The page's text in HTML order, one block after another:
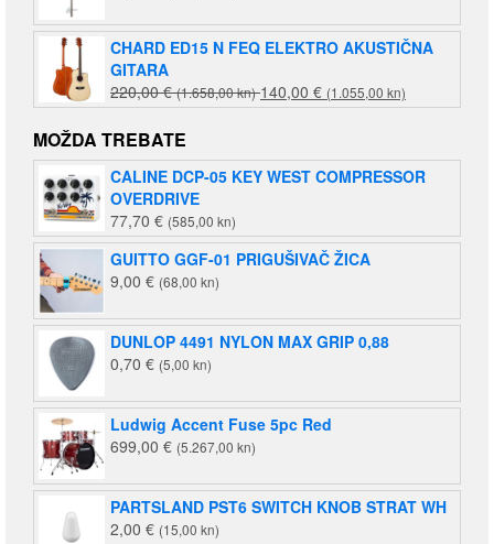
CHARD ED15 N FEQ ELEKTRO AKUSTIČNA
GITARA
220,00€ (1.658,00 kn)Izvorna
cijena
je:
220,00 €
140,00 € (1.055,00 kn)
cijena
140,00 €
(1.055,00
MOŽDA TREBATE
CALINE DCP-05 KEY WEST COMPRESSOR
OVERDRIVE
77,70 € (585,00 kn)
GUITTO GGF-01 PRIGUŠIVAČ ŽICA
9,00 € (68,00 kn)
DUNLOP 4491 NYLON MAX GRIP 0,88
0,70 € (5,00 kn)
Ludwig Accent Fuse 5pc Red
699,00 € (5.267,00 kn)
PARTSLAND PST6 SWITCH KNOB STRAT WH
2,00 € (15,00 kn)